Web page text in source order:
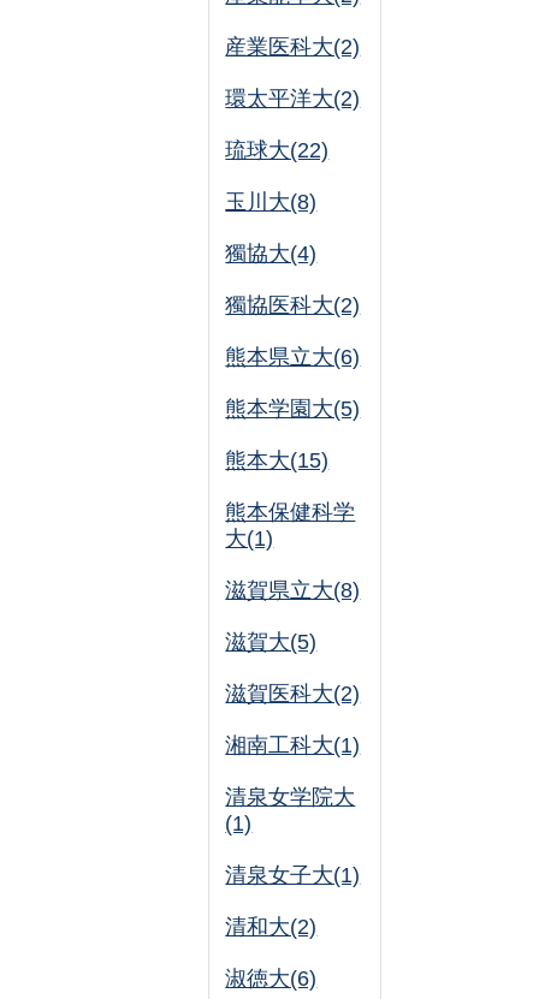
産業医科大(2)
環太平洋大(2)
琉球大(22)
玉川大(8)
獨協大(4)
獨協医科大(2)
熊本県立大(6)
熊本学園大(5)
熊本大(15)
熊本保健科学
大(1)
滋賀県立大(8)
滋賀大(5)
滋賀医科大(2)
湘南工科大(1)
清泉女学院大
(1)
清泉女子大(1)
清和大(2)
淑徳大(6)